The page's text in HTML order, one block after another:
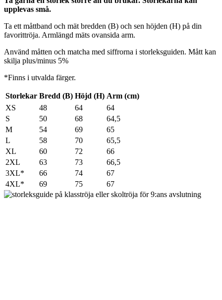
upplevas små.
Ta ett måttband och mät bredden (B) och sen höjden (H) på din
favorittröja. Armlängd mäts ovansida arm.
Använd måtten och matcha med siffrorna i storleksguiden. Mått kan
skilja plus/minus 5%
*Finns i utvalda färger.
Storlekar Bredd (B) Höjd (H) Arm (cm)
XS
48 64
64
S
50 68
64,5
M
54 69
65
L
58 70
65,5
XL
60 72
66
2XL
63 73
66,5
3XL*
66 74
67
4XL*
69 75 67